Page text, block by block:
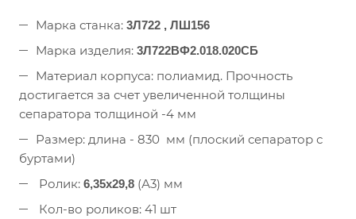
Марка станка: 3Л722 , ЛШ156
Марка изделия: 3Л722ВФ2.018.020СБ
Материал корпуса: полиамид. Прочность
достигается за счет увеличенной толщины
сепаратора толщиной -4 мм
Размер: длина - 830 мм (плоский сепаратор с
буртами)
Ролик: 6,35х29,8 (А3) мм
Кол-во роликов: 41 шт